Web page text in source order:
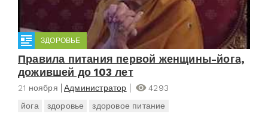
ЗДОРОВЬЕ
Правила питания первой женщины-йога,
дожившей до 103 лет
21 ноября Администратор
4293
йога
здоровье здоровое питание